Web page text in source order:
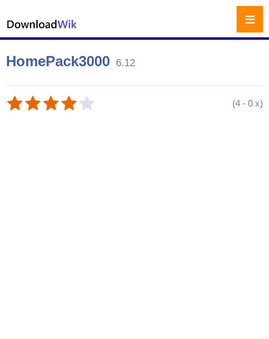
HomePack3000 6.12
(4 - 0 x)
≡